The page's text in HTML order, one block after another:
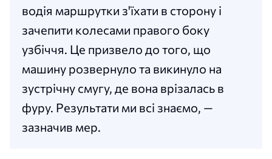
водія маршрутки з'їхати в сторону і
зачепити колесами правого боку
узбіччя. Це призвело до того, що
машину розвернуло та викинуло на
зустрічну смугу, де вона врізалась в
фуру. Результати ми всі знаємо, —
зазначив мер.